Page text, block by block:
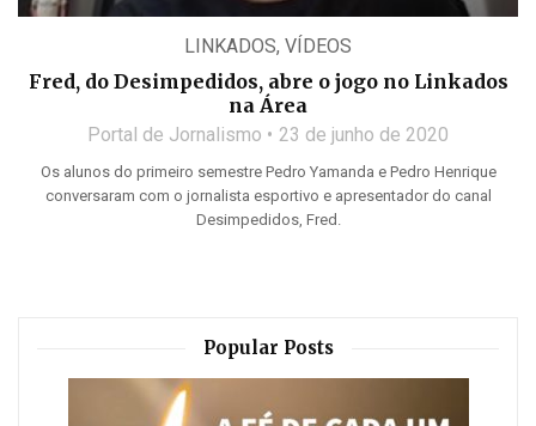
LINKADOS, VÍDEOS
Fred, do Desimpedidos, abre o jogo no Linkados
na Área
Portal de Jornalismo 23 de junho de 2020
Os alunos do primeiro semestre Pedro Yamanda e Pedro Henrique
conversaram com o jornalista esportivo e apresentador do canal
Desimpedidos, Fred.
Popular Posts